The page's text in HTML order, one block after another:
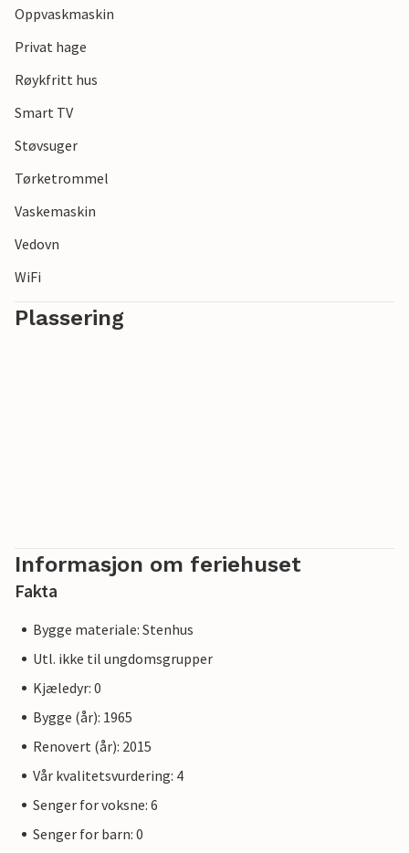
Oppvaskmaskin
Privat hage
Røykfritt hus
Smart TV
Støvsuger
Tørketrommel
Vaskemaskin
Vedovn
WiFi
Plassering
Informasjon om feriehuset
Fakta
Bygge materiale: Stenhus
Utl. ikke til ungdomsgrupper
Kjæledyr: 0
Bygge (år): 1965
Renovert (år): 2015
Vår kvalitetsvurdering: 4
Senger for voksne: 6
Senger for barn: 0